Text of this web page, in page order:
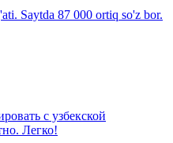
Saytda 87 000 ortiq so'z bor.
с узбекской
Легко!